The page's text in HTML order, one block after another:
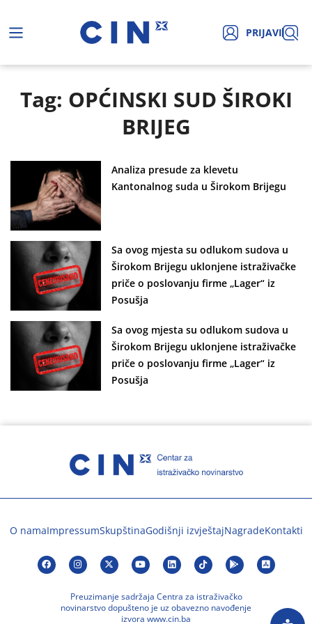
PRIJAVI
Tag: OPĆINSKI SUD ŠIROKI
BRIJEG
Analiza presude za klevetu
Kantonalnog suda u Širokom Brijegu
Sa ovog mjesta su odlukom sudova u
Širokom Brijegu uklonjene istraživačke
priče o poslovanju firme „Lager“ iz
Posušja
Sa ovog mjesta su odlukom sudova u
Širokom Brijegu uklonjene istraživačke
priče o poslovanju firme „Lager“ iz
Posušja
O namaImpressumSkupštinaGodišnji izvještajNagradeKontakti
Preuzimanje sadržaja Centra za istraživačko
novinarstvo dopušteno je uz obavezno navođenje
izvora www.cin.ba